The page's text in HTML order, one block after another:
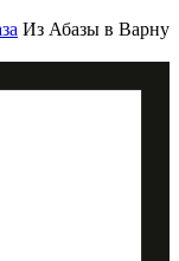
Из Абазы в Варну